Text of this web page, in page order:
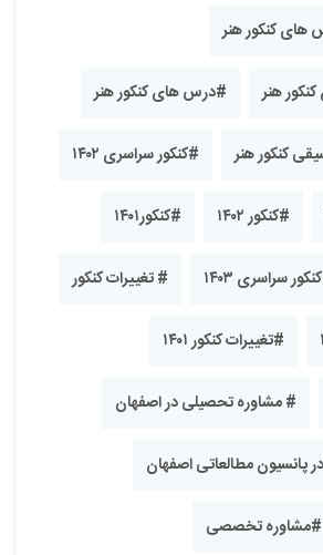
کنکور هنر
هنر #درس های کنکور هنر
کنکور هنر #کنکور سراسری ۱۴۰۲
#کنکور ۱۴۰۲ #کنکور۱۴۰۱
سراسری ۱۴۰۳ # تغییرات کنکور
#تغییرات کنکور ۱۴۰۱
# مشاوره تحصیلی در اصفهان
مطالعاتی اصفهان
#مشاوره تخصصی